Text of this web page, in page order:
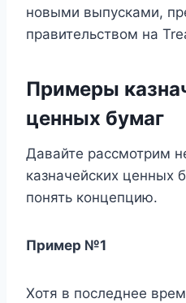
новыми выпусками,
правительством на
Примеры
ценных бумаг
Давайте рассмотрим
казначейских ценных
понять концепцию.
Пример №1
Хотя в последнее